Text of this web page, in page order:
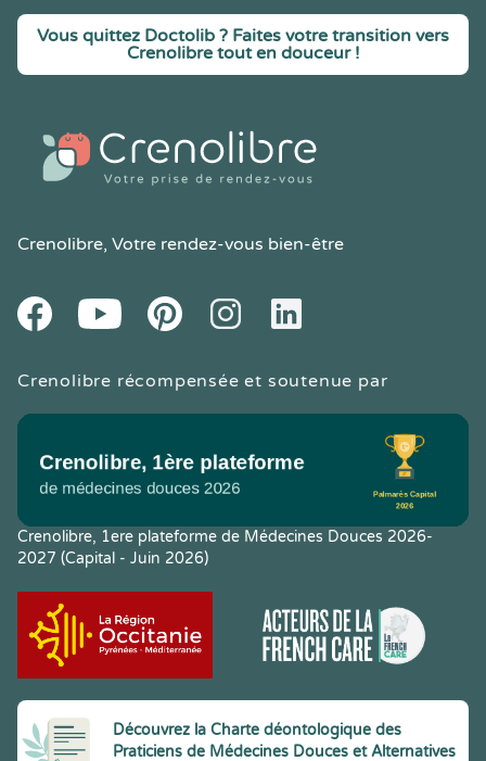
Vous quittez Doctolib ? Faites votre transition vers
Crenolibre tout en douceur !
Crenolibre, Votre rendez-vous bien-être
FacebookYoutube PinteresetInstagramLinkedIn
Crenolibre récompensée et soutenue par
Crenolibre, 1ere plateforme de Médecines Douces 2026-
2027 (Capital - Juin 2026)
Découvrez la Charte déontologique des
Praticiens de Médecines Douces et Alternatives